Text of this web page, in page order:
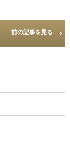
前の記事を見る